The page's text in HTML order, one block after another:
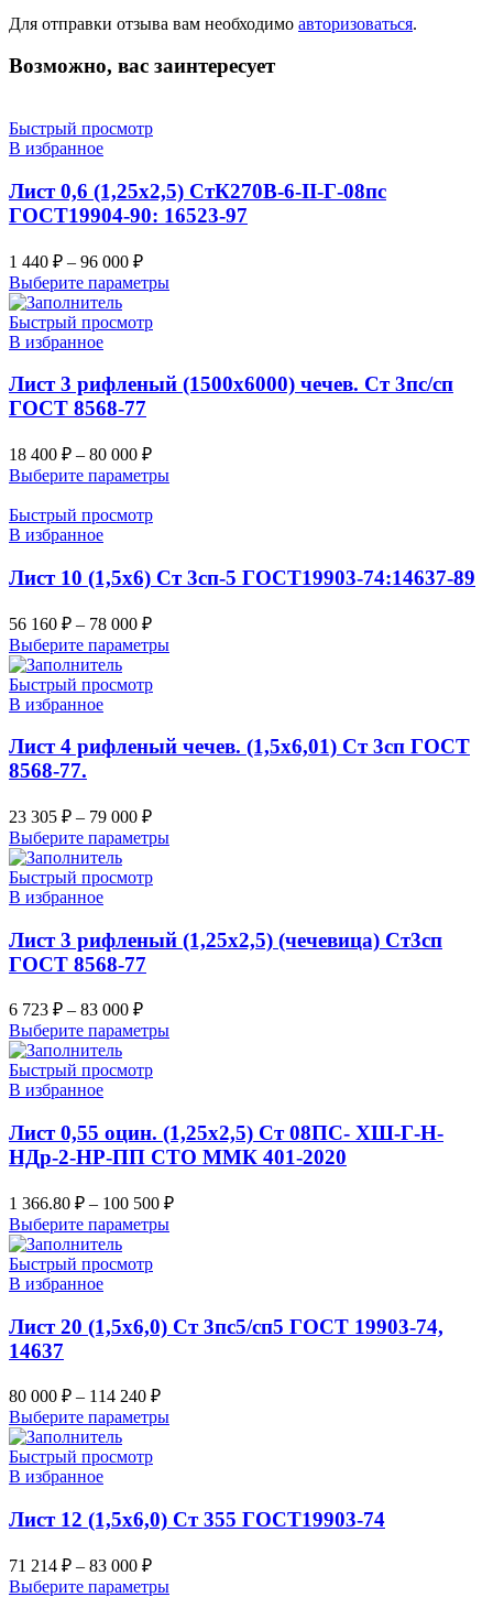
Для отправки отзыва вам необходимо авторизоваться.
Возможно, вас заинтересует
Быстрый просмотр
В избранное
Лист 0,6 (1,25х2,5) СтК270В-6-II-Г-08пс
ГОСТ19904-90: 16523-97
1 440 ₽ – 96 000 ₽
Выберите параметры
Быстрый просмотр
В избранное
Лист 3 рифленый (1500х6000) чечев. Ст 3пс/сп
ГОСТ 8568-77
18 400 ₽ – 80 000 ₽
Выберите параметры
Быстрый просмотр
В избранное
Лист 10 (1,5х6) Ст 3сп-5 ГОСТ19903-74:14637-89
56 160 ₽ – 78 000 ₽
Выберите параметры
Быстрый просмотр
В избранное
Лист 4 рифленый чечев. (1,5х6,01) Ст 3сп ГОСТ
8568-77.
23 305 ₽ – 79 000 ₽
Выберите параметры
Быстрый просмотр
В избранное
Лист 3 рифленый (1,25х2,5) (чечевица) Ст3сп
ГОСТ 8568-77
6 723 ₽ – 83 000 ₽
Выберите параметры
Быстрый просмотр
В избранное
Лист 0,55 оцин. (1,25х2,5) Ст 08ПС- ХШ-Г-Н-
НДр-2-НР-ПП СТО ММК 401-2020
1 366.80 ₽ – 100 500 ₽
Выберите параметры
Быстрый просмотр
В избранное
Лист 20 (1,5х6,0) Ст 3пс5/сп5 ГОСТ 19903-74,
14637
80 000 ₽ – 114 240 ₽
Выберите параметры
Быстрый просмотр
В избранное
Лист 12 (1,5х6,0) Ст 355 ГОСТ19903-74
71 214 ₽ – 83 000 ₽
Выберите параметры